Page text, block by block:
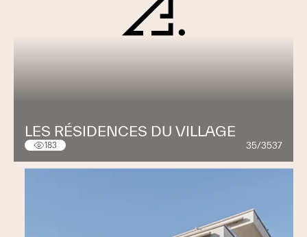
LES RÉSIDENCES DU VILLAGE
183 35/3537